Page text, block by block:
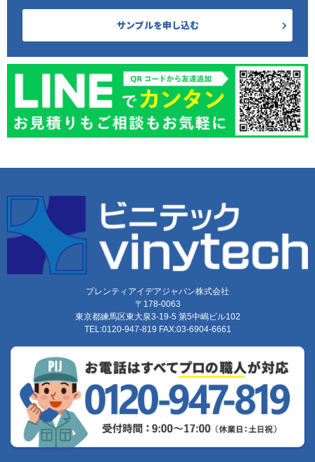
サンプルを申し込む
プレンティアイデアジャパン株式会社
〒178-0063
東京都練馬区東大泉3-19-5 第5中嶋ビル102
TEL:0120-947-819 FAX:03-6904-6661